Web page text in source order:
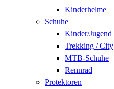
Kinderhelme
Schuhe
Kinder/Jugend
Trekking / City
MTB-Schuhe
Rennrad
Protektoren